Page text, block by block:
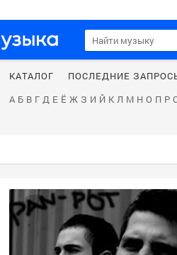
КАТАЛОГ
ПОСЛЕДНИЕ
А Б В Г Д Е Ё Ж З И Й К Л М Н О П Р